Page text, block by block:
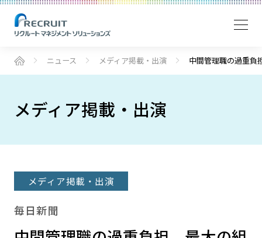
ニュース メディア掲載・出演 中間管理職の過重負
メディア掲載・出演
メディア掲載・出演
毎日新聞